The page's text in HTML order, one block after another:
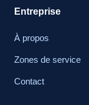
Entreprise
À propos
Zones de service
Contact